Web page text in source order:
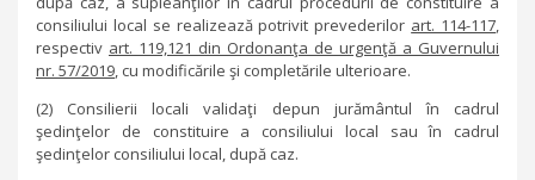
consiliului local se realizează potrivit prevederilor art. 114-117,
respectiv art. 119,121 din Ordonanţa de urgenţă a Guvernului
nr. 57/2019, cu modificările şi completările ulterioare.
(2) Consilierii locali validaţi depun jurământul în cadrul
şedinţelor de constituire a consiliului local sau în cadrul
şedinţelor consiliului local, după caz.